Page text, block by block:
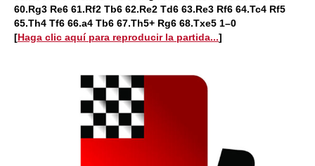
60.Rg3 Re6 61.Rf2 Tb6 62.Re2 Td6 63.Re3 Rf6 64.Tc4 Rf5
65.Th4 Tf6 66.a4 Tb6 67.Th5+ Rg6 68.Txe5 1–0
[Haga clic aquí para reproducir la partida...]